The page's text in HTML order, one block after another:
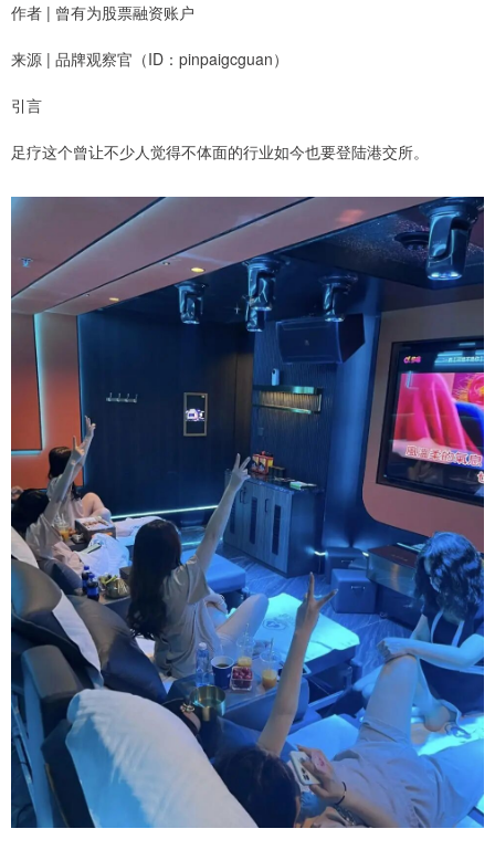
作者 | 曾有为股票融资账户
来源 | 品牌观察官（ID：pinpaigcguan）
引言
足疗这个曾让不少人觉得不体面的行业如今也要登陆港交所。